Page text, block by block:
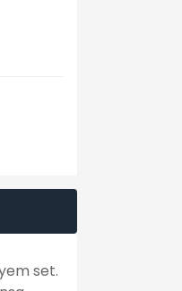
set.